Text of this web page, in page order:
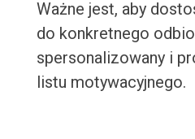
Ważne jest, aby
do konkretnego
spersonalizowany i
listu motywacyjnego.